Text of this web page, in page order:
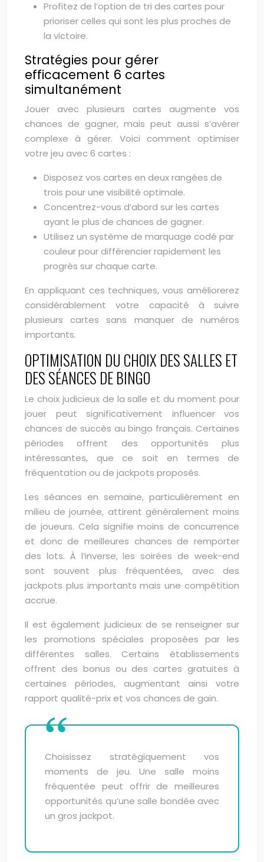
Profitez de l’option de tri des cartes pour
prioriser celles qui sont les plus proches de
la victoire.
Stratégies pour gérer
efficacement 6 cartes
simultanément
Jouer avec plusieurs cartes augmente vos
chances de gagner, mais peut aussi s’avérer
complexe à gérer. Voici comment optimiser
votre jeu avec 6 cartes :
Disposez vos cartes en deux rangées de
trois pour une visibilité optimale.
Concentrez-vous d’abord sur les cartes
ayant le plus de chances de gagner.
Utilisez un système de marquage codé par
couleur pour différencier rapidement les
progrès sur chaque carte.
En appliquant ces techniques, vous améliorerez
considérablement votre capacité à suivre
plusieurs cartes sans manquer de numéros
importants.
OPTIMISATION DU CHOIX DES SALLES ET
DES SÉANCES DE BINGO
Le choix judicieux de la salle et du moment pour
jouer peut significativement influencer vos
chances de succès au bingo français. Certaines
périodes offrent des opportunités plus
intéressantes, que ce soit en termes de
fréquentation ou de jackpots proposés.
Les séances en semaine, particulièrement en
milieu de journée, attirent généralement moins
de joueurs. Cela signifie moins de concurrence
et donc de meilleures chances de remporter
des lots. À l’inverse, les soirées de week-end
sont souvent plus fréquentées, avec des
jackpots plus importants mais une compétition
accrue.
Il est également judicieux de se renseigner sur
les promotions spéciales proposées par les
différentes salles. Certains établissements
offrent des bonus ou des cartes gratuites à
certaines périodes, augmentant ainsi votre
rapport qualité-prix et vos chances de gain.
Choisissez stratégiquement vos
moments de jeu. Une salle moins
fréquentée peut offrir de meilleures
opportunités qu’une salle bondée avec
un gros jackpot.